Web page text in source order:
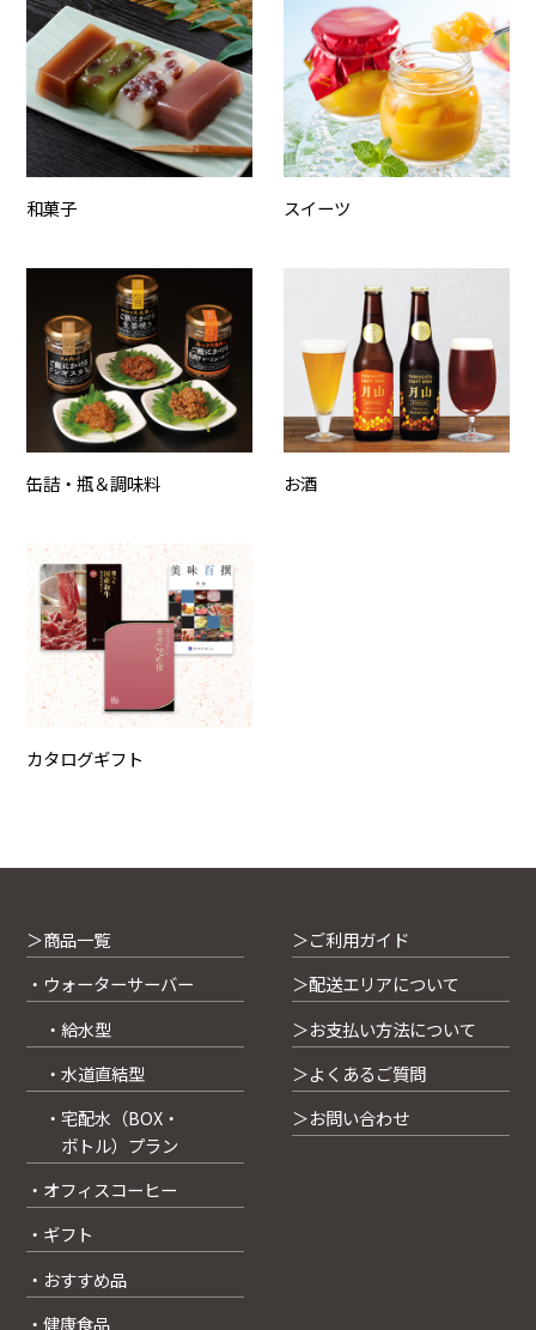
和菓子 スイーツ
缶詰・瓶＆調味料 お酒
カタログギフト
＞商品一覧
・ウォーターサーバー
・給水型
・水道直結型
・宅配水（BOX・
ボトル）プラン
・オフィスコーヒー
・ギフト
・おすすめ品
・健康食品
＞ご利用ガイド
＞配送エリアについて
＞お支払い方法について
＞よくあるご質問
＞お問い合わせ